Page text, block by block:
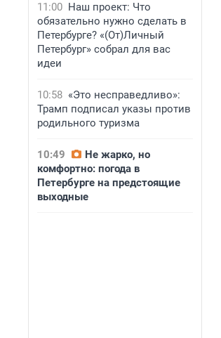
11:00 Наш проект: Что
обязательно нужно сделать в
Петербурге? «(От)Личный
Петербург» собрал для вас
идеи
10:58 «Это несправедливо»:
Трамп подписал указы против
родильного туризма
10:49
Не жарко, но
комфортно: погода в
Петербурге на предстоящие
выходные